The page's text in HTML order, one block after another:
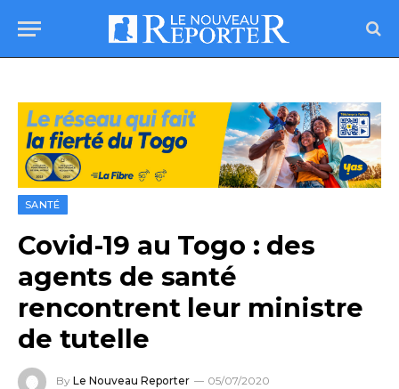
SANTÉ
Covid-19 au Togo : des
agents de santé
rencontrent leur ministre
de tutelle
By Le Nouveau Reporter
05/07/2020